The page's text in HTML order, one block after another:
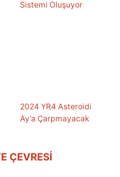
Sistemi Oluşuyor
2024 YR4 Asteroidi
Ay’a Çarpmayacak
ÇEVRESI